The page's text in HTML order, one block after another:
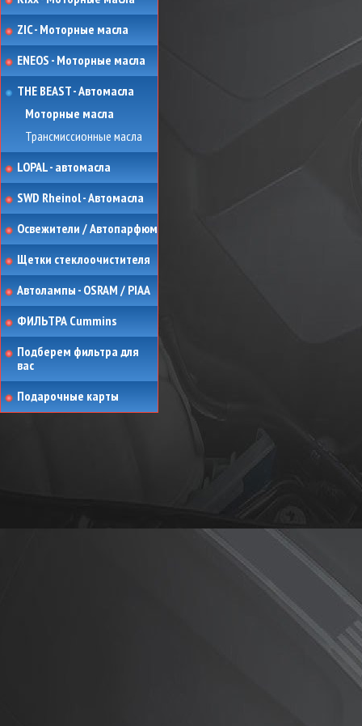
ZIC - Моторные масла
ENEOS - Моторные масла
THE BEAST - Автомасла
Моторные масла
Трансмиссионные масла
LOPAL - автомасла
SWD Rheinol - Автомасла
Освежители / Автопарфюм
Щетки стеклоочистителя
Автолампы - OSRAM / PIAA
ФИЛЬТРА Cummins
Подберем фильтра для
вас
Подарочные карты